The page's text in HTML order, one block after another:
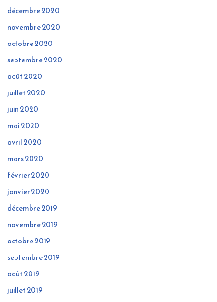
décembre 2020
novembre 2020
octobre 2020
septembre 2020
août 2020
juillet 2020
juin 2020
mai 2020
avril 2020
mars 2020
février 2020
janvier 2020
décembre 2019
novembre 2019
octobre 2019
septembre 2019
août 2019
juillet 2019